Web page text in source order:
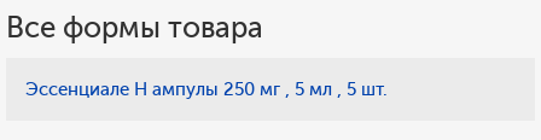
Все формы товара
Эссенциале Н ампулы 250 мг , 5 мл , 5 шт.